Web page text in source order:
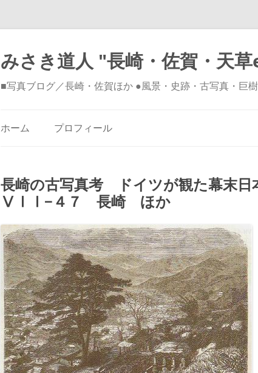
みさき道人 "長崎・佐賀・天
■写真ブログ／長崎・佐賀ほか ●風景・史跡・古写真・巨
ホーム プロフィール
長崎の古写真考 ドイツが観た幕末
ⅤⅠⅠ−４７ 長崎 ほか